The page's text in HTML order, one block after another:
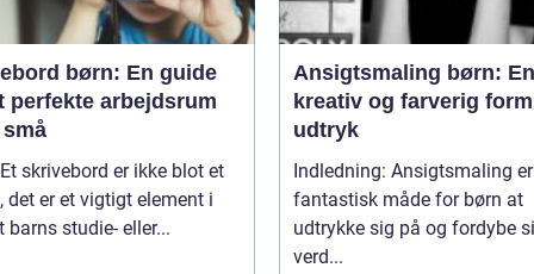
børn: En guide
perfekte arbejdsrum
skrivebord er ikke blot et
det er et vigtigt element i
barns studie- eller...
Ansigtsmaling børn: En
kreativ og farverig
udtryk
Indledning: Ansigtsmaling
fantastisk måde for børn at
udtrykke sig på og fordybe
verd...